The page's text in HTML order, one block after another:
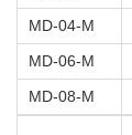
MD-04-M
MD-06-M
MD-08-M